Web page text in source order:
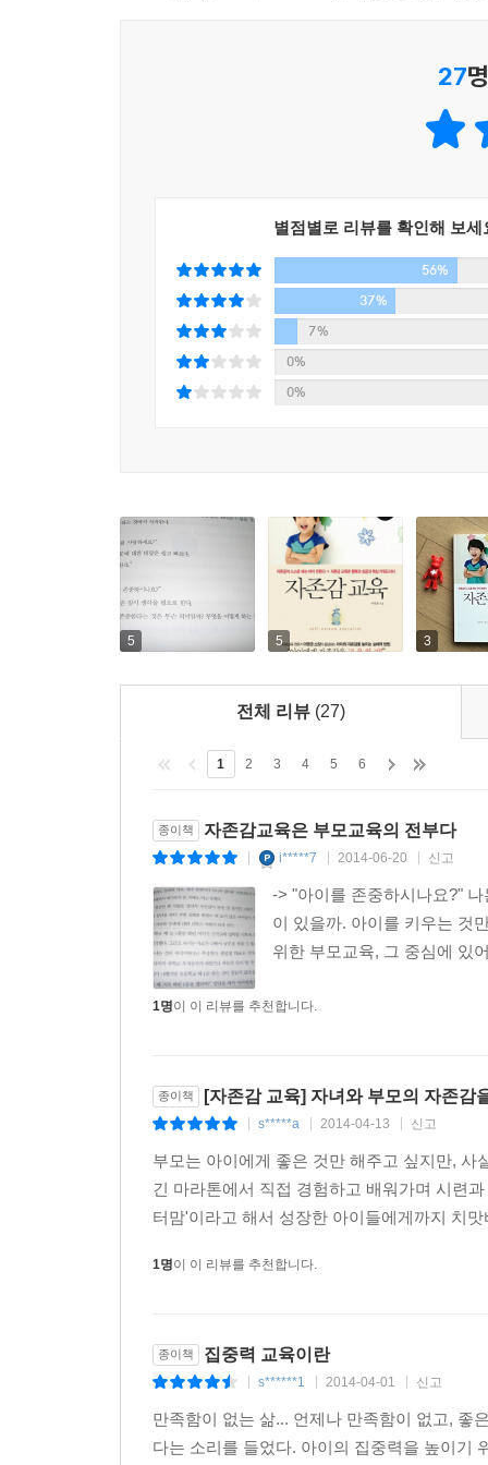
근거로 삼아 자존감을 높이거나 낮추는 영역은
높아지는 것이다. 특히 자존감 교육의 초점은 스
다른 사람과의 비교보다는 자기 자신의 과거 모
자존감 발달의 결정적 시기인 초등 저학년 이전의
- 자존감은 태어나서 죽을 때까지 높아지기도 하
유아기와 아동기에 뚜렷이 형성되고, 대체로 8세
이후 성장 과정에서 부정적 피드백을 받더라도
형성될 경우 이후 부정적 피드백을 받게 되면 자
방법론에는 소홀한 것이 사실이다. 이 책은 이러
교육이 필요한지, 자존감 교육은 어떠한 의미를
어떠한 효과를 기대할 수 있는지 그 실제적 방법
높이기, 신체에 대한 각성 및 조절 능력 높이기,
높이는 칭찬과 훈육 방법, 아이 특성별 자존감 향
높은 자존감도 형성할 수 있다. 둘째, 신체에
알아차리고 이것을 편안하게 받아들일 수 있게
수행에서의 좋은 결과를 통해 자존감을 높일 수
달성 정도에 대해 모니터링하고, 수행 후에는 수
아이의 자존감을 높이기 위해서는 스스로 선
중요하다. 다섯째, 성공과 실패에 대한 부모의
통해 성공으로 바꾸는 경험을 하도록 도와주어야
훈육 방법이다. 칭찬은 아이로 하여금 자신이
칭찬과 인정을 받게 되면 자신의 능력이 값진
소심한 아이는 장점을 인정하고 적극성을 유
자존감 교육은 아이의 행복과 성공을 위한 핵심 키
- 자존감 교육을 통해 높은 자존감을 갖게 되면,
긍정적 자기 개념은 대인관계에서 아주 훌륭한
된다. 자존감이 높은 사람은 자신이 원하는 바가
있어도 목표를 쉽게 바꾸거나 포기하지도 않는
잘하는 것은 아니지만, 자존감 높은 아이가 높은
- 이렇듯 자존감은 살아가는 데 필요한 여러 가
확고한 믿음이 있기 때문에 주변에서 원하는
27
별점별로 리뷰를 확인해 보세
56%
37%
7%
0%
0%
5 5 3
전체 리뷰 (27)
1 2 3 4 5 6
종이책 자존감교육은 부모교육의 전부다
i*****7 2014-06-20 신고
-> "아이를 존중하시나요?"
이 있을까. 아이를 키우는 것
위한 부모교육, 그 중심에 있
1명이 이 리뷰를 추천합니다.
종이책 [자존감 교육] 자녀와 부모의 자존감
s*****a 2014-04-13 신고
부모는 아이에게 좋은 것만 해주고 싶지만,
긴 마라톤에서 직접 경험하고 배워가며 시련
터맘'이라고 해서 성장한 아이들에게까지 치
1명이 이 리뷰를 추천합니다.
종이책 집중력 교육이란
s******1 2014-04-01 신고
만족함이 없는 삶... 언제나 만족함이 없고, 좋
다는 소리를 들었다. 아이의 집중력을 높이기